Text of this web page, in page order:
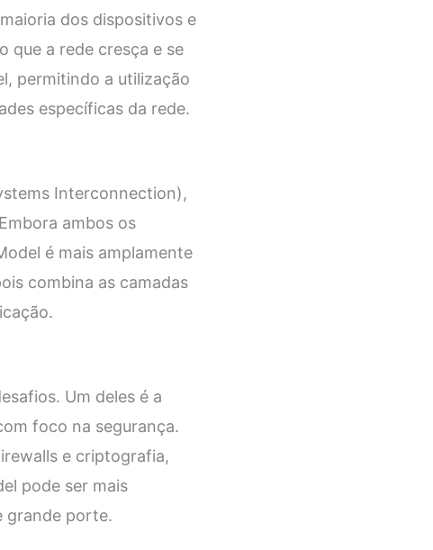
dos dispositivos e
que a rede cresça e se
permitindo a utilização
específicas da rede.
Interconnection),
ambos os
é mais amplamente
combina as camadas
Um deles é a
foco na segurança.
e criptografia,
pode ser mais
grande porte.